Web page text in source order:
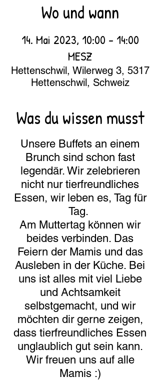
Wo und wann
14. Mai 2023, 10:00 – 14:00
MESZ
Hettenschwil, Wilerweg 3, 5317
Hettenschwil, Schweiz
Was du wissen musst
Unsere Buffets an einem
Brunch sind schon fast
legendär. Wir zelebrieren
nicht nur tierfreundliches
Essen, wir leben es, Tag für
Tag.
Am Muttertag können wir
beides verbinden. Das
Feiern der Mamis und das
Ausleben in der Küche. Bei
uns ist alles mit viel Liebe
und Achtsamkeit
selbstgemacht, und wir
möchten dir gerne zeigen,
dass tierfreundliches Essen
unglaublich gut sein kann.
Wir freuen uns auf alle
Mamis :)